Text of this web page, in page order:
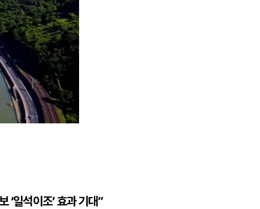
일석이조’ 효과 기대”